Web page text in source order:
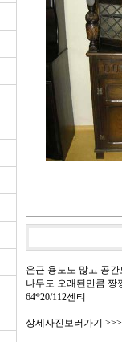
은근 용도도 많고 공
나무도 오래된만큼 짱
64*20/112센티
상세사진보러가기